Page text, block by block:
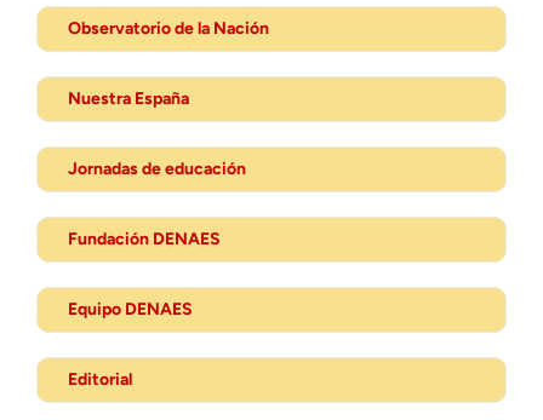
Observatorio de la Nación
Nuestra España
Jornadas de educación
Fundación DENAES
Equipo DENAES
Editorial